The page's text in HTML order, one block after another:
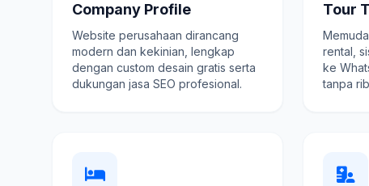
Company Profile
Website perusahaan dirancang
modern dan kekinian, lengkap
dengan custom desain gratis serta
dukungan jasa SEO profesional.
Tour
rental,
ke
tanpa